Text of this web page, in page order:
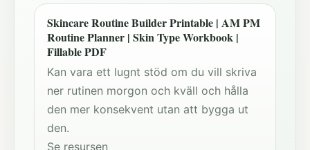
Skincare Routine Builder Printable | AM PM
Routine Planner | Skin Type Workbook |
Fillable PDF
Kan vara ett lugnt stöd om du vill skriva
ner rutinen morgon och kväll och hålla
den mer konsekvent utan att bygga ut
den.
Se resursen